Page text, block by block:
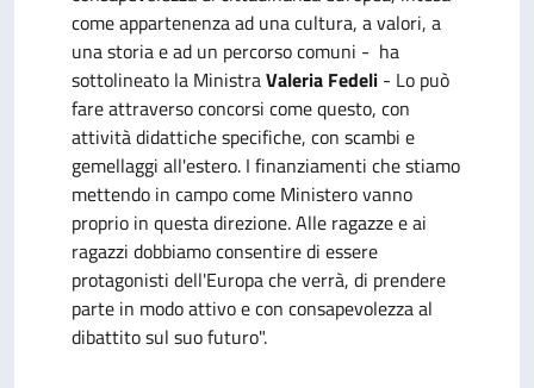
come appartenenza ad una cultura, a valori, a
una storia e ad un percorso comuni - ha
sottolineato la MinistraValeria Fedeli - Lo può
fare attraverso concorsi come questo, con
attività didattiche specifiche, con scambi e
gemellaggi all'estero. I finanziamenti che stiamo
mettendo in campo come Ministero vanno
proprio in questa direzione. Alle ragazze e ai
ragazzi dobbiamo consentire di essere
protagonisti dell'Europa che verrà, di prendere
parte in modo attivo e con consapevolezza al
dibattito sul suo futuro".